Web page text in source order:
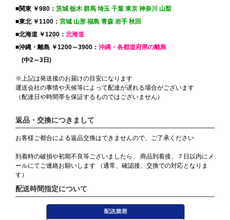
■関東 ￥980： 茨城 栃木 群馬 埼玉 千葉 東京 神奈川 山梨
■東北 ￥1100： 宮城 山形 福島 青森 岩手 秋田
■北海道 ￥1200： 北海道
■沖縄・離島 ￥1200～3900： 沖縄・各都道府県の離島
(中2～3日)
※上記は発送後のお届けの目安になります
運送会社の事情や天候等によって配達が遅れる場合がございます
（配達日や時間帯を保証するものではございません）
返品・交換につきまして
お客様ご都合による返品交換はできませんので、ご了承ください
到着時の破損や初期不良等ございましたら、 商品到着後、７日以内にメ
ールにてご連絡お願いします （通常、確認後、交換での対応となりま
す）
配送時間指定について